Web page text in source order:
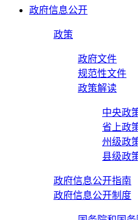
政府信息公开
政策
政府文件
规范性文件
政策解读
中央政
省上政
州级政
县级政
政府信息公开指南
政府信息公开制度